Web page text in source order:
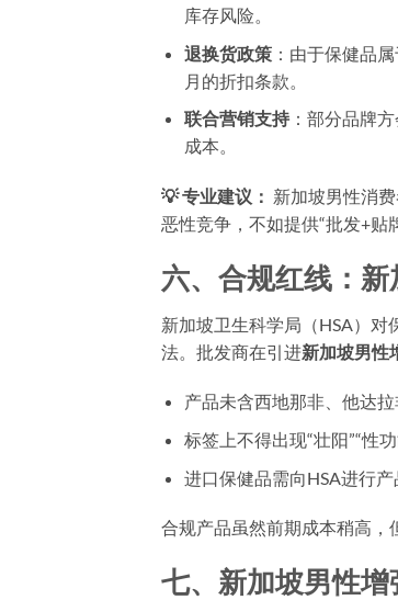
库存风险。
退换货政策：由于保健品
月的折扣条款。
联合营销支持：部分品牌
成本。
💡 专业建议： 新加坡男性消
恶性竞争，不如提供“批发+贴
六、合规红线：
新加坡卫生科学局（HSA）对
法。批发商在引进新加坡男性
产品未含西地那非、他达
标签上不得出现“壮阳”“性
进口保健品需向HSA进行
合规产品虽然前期成本稍高，
七、新加坡男性